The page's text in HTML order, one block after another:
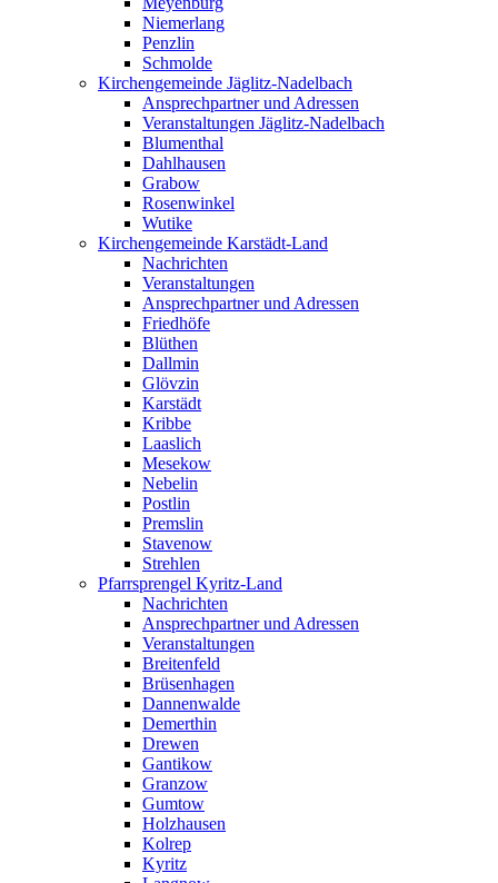
Niemerlang
Penzlin
Schmolde
Kirchengemeinde Jäglitz-Nadelbach
Ansprechpartner und Adressen
Veranstaltungen Jäglitz-Nadelbach
Blumenthal
Dahlhausen
Grabow
Rosenwinkel
Wutike
Kirchengemeinde Karstädt-Land
Nachrichten
Veranstaltungen
Ansprechpartner und Adressen
Friedhöfe
Blüthen
Dallmin
Glövzin
Karstädt
Kribbe
Laaslich
Mesekow
Nebelin
Postlin
Premslin
Stavenow
Strehlen
Pfarrsprengel Kyritz-Land
Nachrichten
Ansprechpartner und Adressen
Veranstaltungen
Breitenfeld
Brüsenhagen
Dannenwalde
Demerthin
Drewen
Gantikow
Granzow
Gumtow
Holzhausen
Kolrep
Kyritz